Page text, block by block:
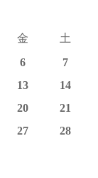
金
土
6
7
13
14
20
21
27
28